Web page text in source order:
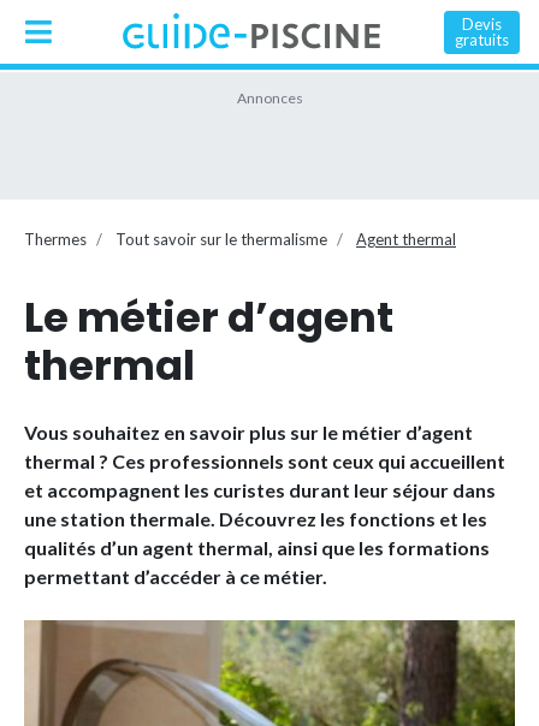
Devis
gratuits
Thermes Tout savoir sur le thermalisme Agent thermal
Le métier d’agent
thermal
Vous souhaitez en savoir plus sur le métier d’agent
thermal ? Ces professionnels sont ceux qui accueillent
et accompagnent les curistes durant leur séjour dans
une station thermale. Découvrez les fonctions et les
qualités d’un agent thermal, ainsi que les formations
permettant d’accéder à ce métier.